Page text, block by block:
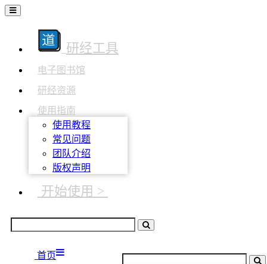
研经工具
电子图书馆
研经资源
使用指南
使用教程
常见问题
团队介绍
版权声明
开始使用 >
首页